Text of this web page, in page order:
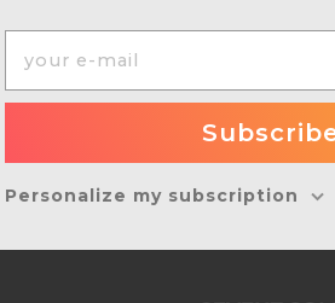
Personalize my subscription